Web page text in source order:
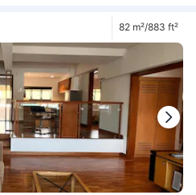
82 m²/883 ft²